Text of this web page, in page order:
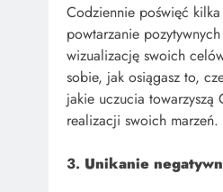
Codziennie poświęć
powtarzanie
wizualizację swoich
sobie, jak osiągasz to,
jakie uczucia towarzyszą
realizacji swoich marzeń.
3. Unikanie